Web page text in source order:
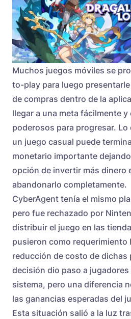
Muchos juegos móviles se
to-play para luego
de compras dentro de la
llegar a una meta fácilmente
poderosos para progresar.
un juego casual puede
monetario importante
opción de invertir más dinero
abandonarlo completamente.
CyberAgent tenía el mismo
pero fue rechazado por
distribuir el juego en las
pusieron como requerimiento
reducción de costo de dichas
decisión dio paso a
sistema, pero una diferencia
las ganancias esperadas del
Esta situación salió a la luz